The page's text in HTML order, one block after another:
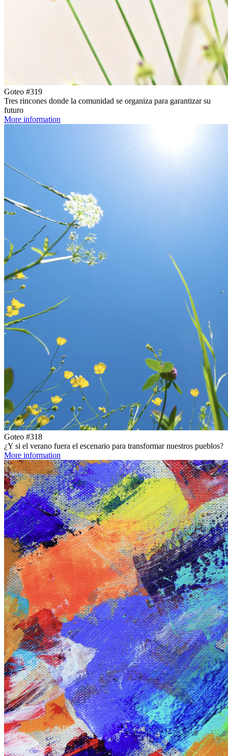
Goteo #319
Tres rincones donde la comunidad se organiza para garantizar su
futuro
More information
Goteo #318
¿Y si el verano fuera el escenario para transformar nuestros pueblos?
More information